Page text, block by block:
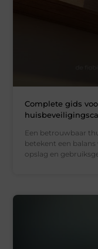
Complete gids
Een betrouwbaar
betekent een
opslag en